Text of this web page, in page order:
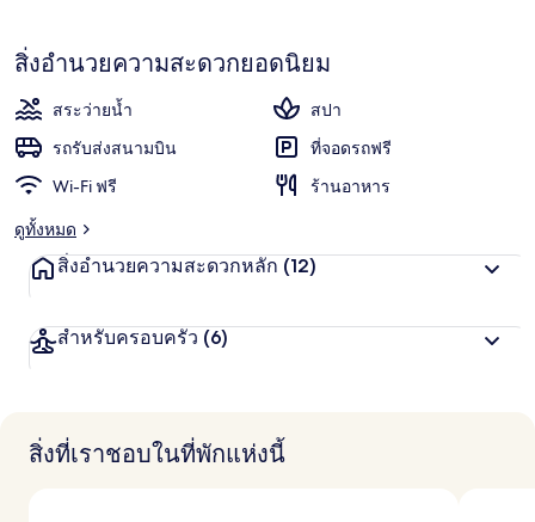
สิ่งอำนวยความสะดวกยอดนิยม
สระว่ายน้ำ
สปา
รถรับส่งสนามบิน
ที่จอดรถฟรี
Wi-Fi ฟรี
ร้านอาหาร
ดูทั้งหมด
สิ่งอำนวยความสะดวกหลัก (12)
สำหรับครอบครัว (6)
สิ่งที่เราชอบในที่พักแห่งนี้